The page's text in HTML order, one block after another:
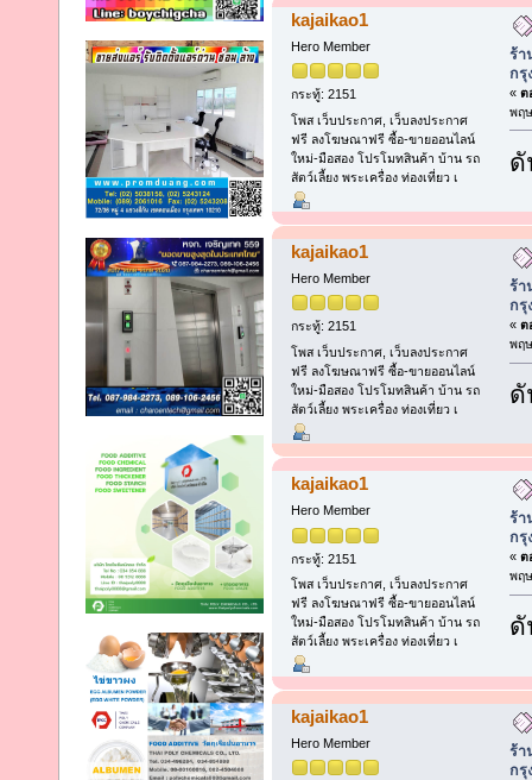
kajaikao1
Hero Member
กระทู้: 2151
โพส เว็บประกาศ, เว็บลงประกาศ
ฟรี ลงโฆษณาฟรี ซื้อ-ขายออนไลน์
ใหม่-มือสอง โปรโมทสินค้า บ้าน รถ
สัตว์เลี้ยง พระเครื่อง ท่องเที่ยว เ
ร้า
กรุ
« ต
พฤ
ดั
kajaikao1
Hero Member
กระทู้: 2151
โพส เว็บประกาศ, เว็บลงประกาศ
ฟรี ลงโฆษณาฟรี ซื้อ-ขายออนไลน์
ใหม่-มือสอง โปรโมทสินค้า บ้าน รถ
สัตว์เลี้ยง พระเครื่อง ท่องเที่ยว เ
ร้า
กรุ
« ต
พฤ
ดั
kajaikao1
Hero Member
กระทู้: 2151
โพส เว็บประกาศ, เว็บลงประกาศ
ฟรี ลงโฆษณาฟรี ซื้อ-ขายออนไลน์
ใหม่-มือสอง โปรโมทสินค้า บ้าน รถ
สัตว์เลี้ยง พระเครื่อง ท่องเที่ยว เ
ร้า
กรุ
« ต
พฤ
ดั
kajaikao1
Hero Member
ร้า
กรุ